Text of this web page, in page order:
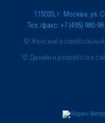
© Женский волейбольный
115035, г. Москва, ул.
Тел./факс: +7 (495) 980-
© Дизайн и разработка